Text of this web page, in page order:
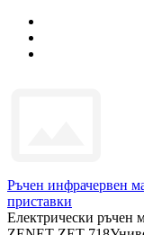
Ръчен инфрачервен
приставки
Електрически ръчен